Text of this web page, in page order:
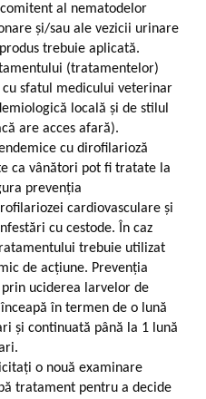
al nematodelor
și/sau ale vezicii urinare
trebuie aplicată.
(tratamentelor)
sfatul medicului veterinar
locală și de stilul
are acces afară).
cu dirofilarioză
ca vânători pot fi tratate la
prevenția
cardiovasculare și
cu cestode. În caz
trebuie utilizat
de acțiune. Prevenția
uciderea larvelor de
în termen de o lună
și continuată până la 1 lună
o nouă examinare
tratament pentru a decide